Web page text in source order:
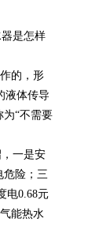
是怎样
的，形
液体传导
“不需要
一是安
危险；三
电0.68元
能热水